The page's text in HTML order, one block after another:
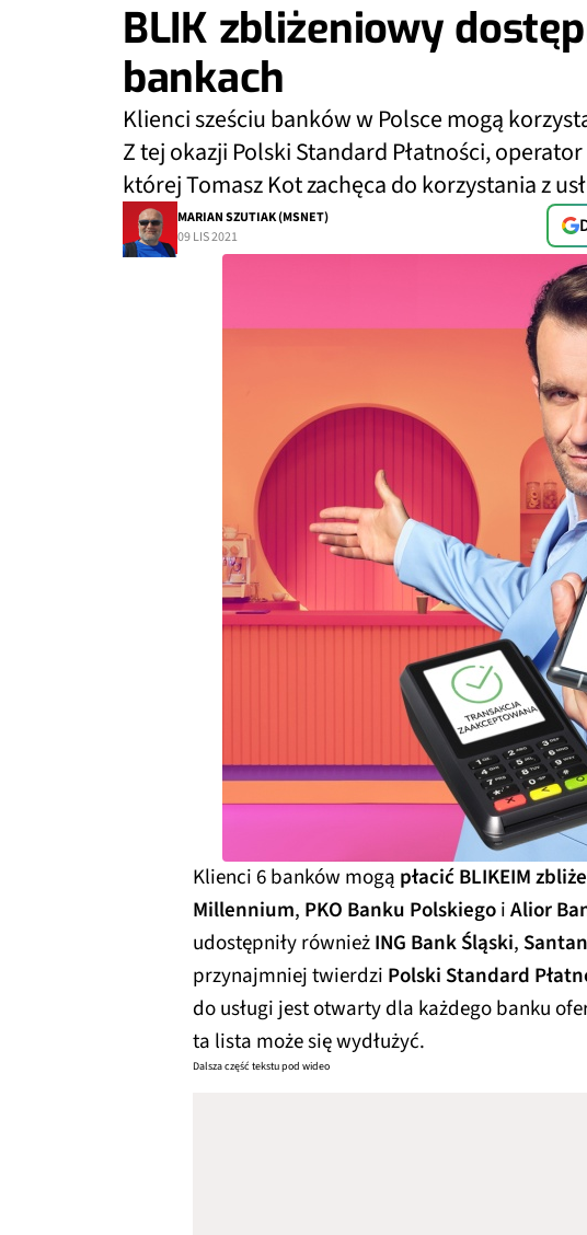
BLIK zbliżeniowy
bankach
Klienci sześciu banków w Polsce mogą
Z tej okazji Polski Standard Płatności,
której Tomasz Kot zachęca do korzystania z
MARIAN SZUTIAK (MSNET)
09 LIS 2021
Klienci 6 banków mogą płacić BLIKEIM
Millennium, PKO Banku PolskiegoiAlior
udostępniły równieżING Bank Śląski,
przynajmniej twierdzi Polski Standard
do usługi jest otwarty dla każdego banku
ta lista może się wydłużyć.
Dalsza część tekstu pod wideo